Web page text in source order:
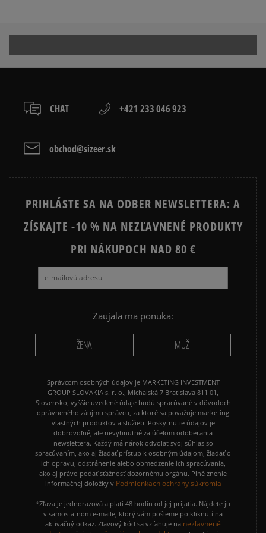
TIMBERLAND EURO SPRINT TIMBERLAND FIELD TREKKER
VANS SK8 HI MTE
CHAT +421 233 046 923
obchod@sizeer.sk
PRIHLÁSTE SA NA ODBER NEWSLETTERA: A
ZÍSKAJTE -10 % NA NEZĽAVNENÉ PRODUKTY
PRI NÁKUPOCH NAD 80 €
Zaujala ma ponuka:
ŽENA MUŽ
Správcom osobných údajov je MARKETING INVESTMENT
GROUP SLOVAKIA s. r. o., Michalská 7 Bratislava 811 01,
Slovensko, vyššie uvedené údaje budú spracúvané v dôvodoch
oprávneného záujmu správcu, za ktoré sa považuje marketing
vlastných produktov a služieb. Poskytnutie údajov je
dobrovoľné, ale nevyhnutné za účelom odoberania
newslettera. Každý má nárok odvolať svoj súhlas so
spracúvaním, ako aj žiadať prístup k osobným údajom, žiadať o
ich opravu, odstránenie alebo obmedzenie ich spracúvania,
ako aj právo podať sťažnosť dozornému orgánu. Plné znenie
informačnej doložky v Podmienkach ochrany súkromia
*Zľava je jednorazová a platí 48 hodín od jej prijatia. Nájdete ju
v samostatnom e-maile, ktorý vám pošleme po kliknutí na
aktivačný odkaz. Zľavový kód sa vzťahuje na nezľavnené